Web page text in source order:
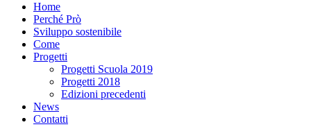
Home
Perché Prò
Sviluppo sostenibile
Come
Progetti
Progetti Scuola 2019
Progetti 2018
Edizioni precedenti
News
Contatti